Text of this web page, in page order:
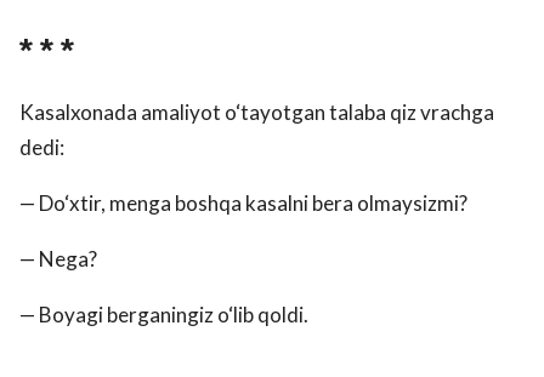
* * *
Kasalxonada amaliyot o‘tayotgan talaba qiz vrachga
dedi:
— Do‘xtir, menga boshqa kasalni bera olmaysizmi?
— Nega?
— Boyagi berganingiz o‘lib qoldi.